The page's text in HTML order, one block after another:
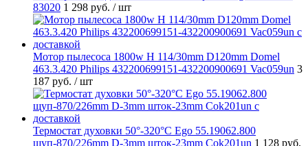
83020 1 298 руб. / шт
Мотор пылесоса 1800w H 114/30mm D120mm Domel
463.3.420 Philips 432200699151-432200900691 Vac059un 3
187 руб. / шт
Термостат духовки 50°-320°C Ego 55.19062.800
щуп-870/226mm D-3mm шток-23mm Cok201un 1 128 руб.